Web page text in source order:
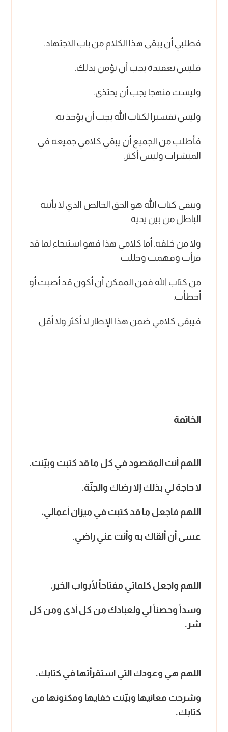
فطلبي أن يبقى هذا الكلام من باب الاجتهاد.
فليس بعقيدة يجب أن نؤمن بذلك.
وليست منهجا يجب أن يحتذى.
وليس تفسيرا لكتاب الله يجب أن يؤخذ به.
فأطلب من الجميع أن يبقي كلامي جميعه في
المبشرات وليس أكثر.
ويبقى كتاب الله هو الحق الخالص الذي لا يأتيه
الباطل من بين يديه
ولا من خلفه. أما كلامي هذا فهو استيحاء لما قد
قرأت وفهمت وحللت
من كتاب الله فمن الممكن أن أكون قد أصبت أو
أخطأت.
فيبقى كلامي ضمن هذا الإطار لا أكثر ولا أقل.
الخاتمة
اللهم أنت المقصود في كل ما قد كتبت وبيّنت.
لا حاجة لي بذلك إلاّ رضاك والجنّة.
اللهم فاجعل ما قد كتبت في ميزان أعمالي،
عسى أن ألقاك به وأنت عني راضي.
اللهم واجعل كلماتي مفتاحاً لأبواب الخير،
وسداً وحصناً لي ولعبادك من كل أذى ومن كل
شر.
اللهم هي وعودك التي استقرأتها في كتابك.
وشرحت معانيها وبيّنت خفايها ومكنونها من
كتابك.